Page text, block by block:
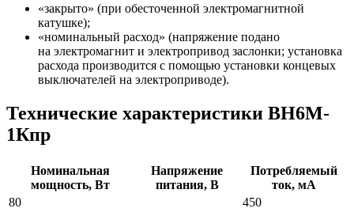
«закрыто» (при обесточенной электромагнитной
катушке);
«номинальный расход» (напряжение подано
на электромагнит и электропривод заслонки; установка
расхода производится с помощью установки концевых
выключателей на электроприводе).
Технические характеристики ВН6M-
1Кпр
Номинальная
мощность, Вт
Напряжение
питания, В
Потребляемый
ток, мА
80
450